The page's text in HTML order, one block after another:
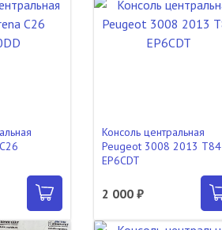
Консоль центральная
Peugeot 3008 2013 T84
EP6CDT
2 000 ₽